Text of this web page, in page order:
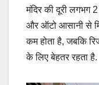
मंदिर की दूरी लगभग
और ऑटो आसानी से
कम होता है, जबकि
के लिए बेहतर रहता है.